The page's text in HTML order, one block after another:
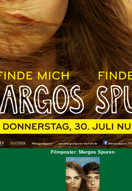
Filmposter: Margos Spuren